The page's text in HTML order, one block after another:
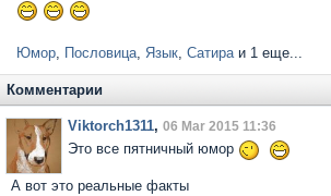
Юмор, Пословица, Язык, Сатира и 1 еще...
Комментарии
Viktorch1311, 06 Mar 2015 11:36
Это все пятничный юмор
А вот это реальные факты